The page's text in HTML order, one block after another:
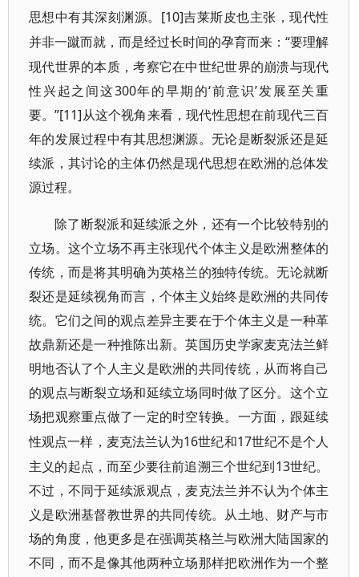
思想中有其深刻渊源。 [10]吉莱斯皮也主张，现代性
并非一蹴而就，而是经过长时间的孕育而来：“要理解
现代世界的本质，考察它在中世纪世界的崩溃与现代
性兴起之间这300年的早期的‘前意识’发展至关重
要。”[11] 从这个视角来看，现代性思想在前现代三百
年的发展过程中有其思想渊源。无论是断裂派还是延
续派，其讨论的主体仍然是现代思想在欧洲的总体发
源过程。
除了断裂派和延续派之外，还有一个比较特别的
立场。这个立场不再主张现代个体主义是欧洲整体的
传统，而是将其明确为英格兰的独特传统。无论就断
裂还是延续视角而言，个体主义始终是欧洲的共同传
统。它们之间的观点差异主要在于个体主义是一种革
故鼎新还是一种推陈出新。英国历史学家麦克法兰鲜
明地否认了个人主义是欧洲的共同传统，从而将自己
的观点与断裂立场和延续立场同时做了区分。这个立
场把观察重点做了一定的时空转换。一方面，跟延续
性观点一样，麦克法兰认为16世纪和17世纪不是个人
主义的起点，而至少要往前追溯三个世纪到13世纪。
不过，不同于延续派观点，麦克法兰并不认为个体主
义是欧洲基督教世界的共同传统。从土地、财产与市
场的角度，他更多是在强调英格兰与欧洲大陆国家的
不同，而不是像其他两种立场那样把欧洲作为一个整